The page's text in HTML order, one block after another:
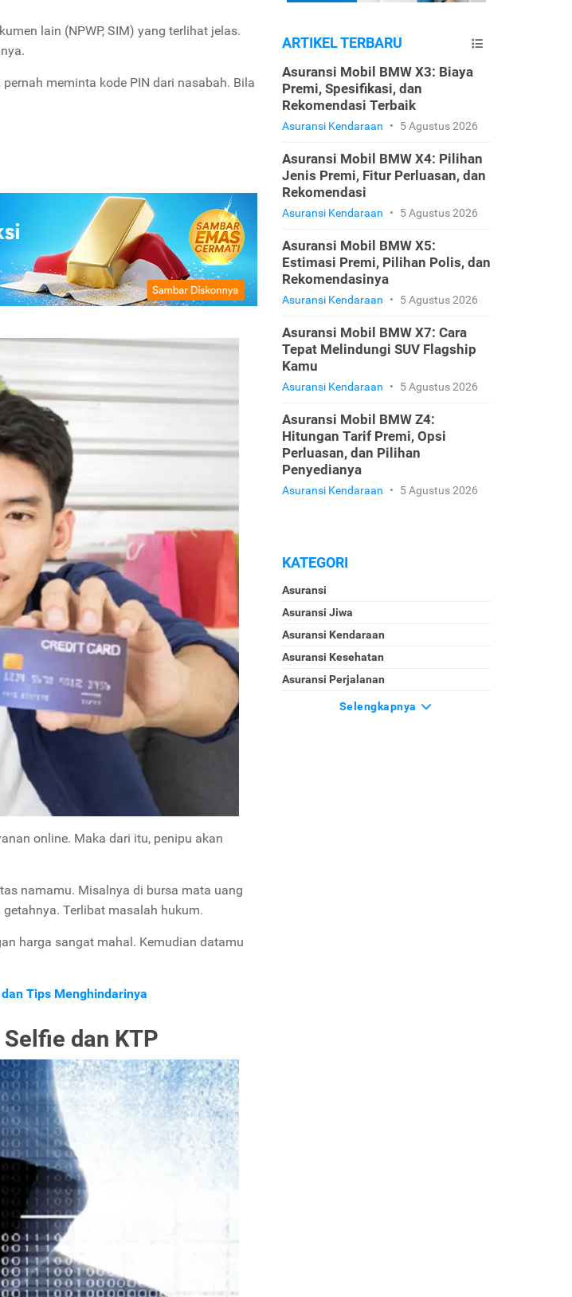
lain (NPWP, SIM) yang terlihat jelas.
meminta kode PIN dari nasabah. Bila
online. Maka dari itu, penipu akan
namamu. Misalnya di bursa mata uang
Terlibat masalah hukum.
harga sangat mahal. Kemudian datamu
Tips Menghindarinya
dan KTP
ARTIKEL TERBARU
Asuransi Mobil BMW X3: Biaya
Premi, Spesifikasi, dan
Rekomendasi Terbaik
Asuransi Kendaraan • 5 Agustus 2026
Asuransi Mobil BMW X4: Pilihan
Jenis Premi, Fitur Perluasan, dan
Rekomendasi
Asuransi Kendaraan • 5 Agustus 2026
Asuransi Mobil BMW X5:
Estimasi Premi, Pilihan Polis, dan
Rekomendasinya
Asuransi Kendaraan • 5 Agustus 2026
Asuransi Mobil BMW X7: Cara
Tepat Melindungi SUV Flagship
Kamu
Asuransi Kendaraan • 5 Agustus 2026
Asuransi Mobil BMW Z4:
Hitungan Tarif Premi, Opsi
Perluasan, dan Pilihan
Penyedianya
Asuransi Kendaraan • 5 Agustus 2026
KATEGORI
Asuransi
Asuransi Jiwa
Asuransi Kendaraan
Asuransi Kesehatan
Asuransi Perjalanan
Selengkapnya